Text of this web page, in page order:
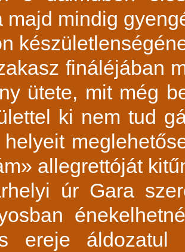
majd mindig
fináléjában
ütete, mit még
ki nem tud
allegrettóját
úr Gara
ereje